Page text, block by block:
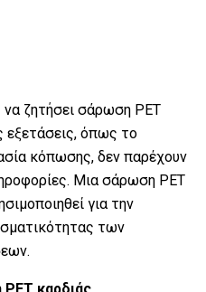
ζητήσει σάρωση PET
εξετάσεις, όπως το
κόπωσης, δεν παρέχουν
Μια σάρωση PET
για την
των